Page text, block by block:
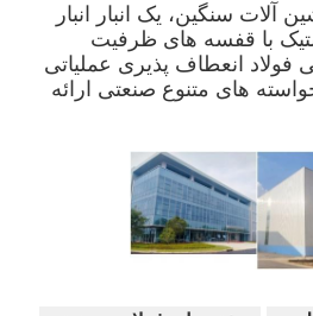
آلات سنگین، یک انبار انبار
با قفسه های ظرفیت
فولاد انعطاف پذیری عملیاتی
های متنوع صنعتی ارائه